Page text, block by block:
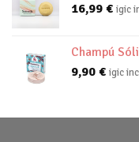
16,99 € igic
Champú
9,90 € igic